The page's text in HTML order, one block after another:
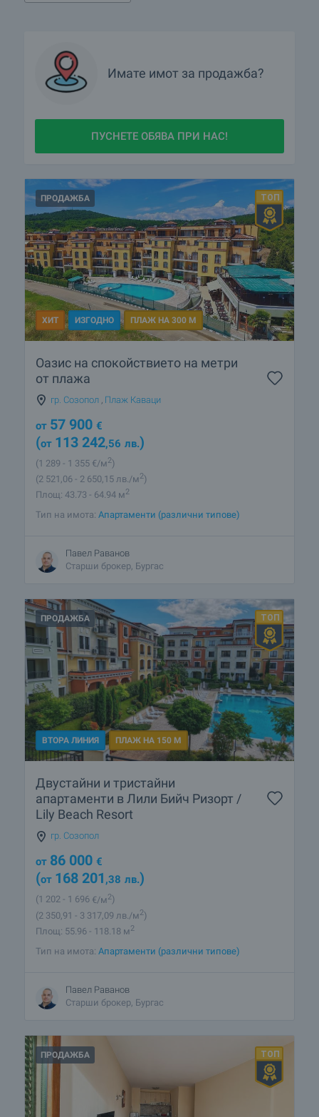
Имате имот за продажба?
ПУСНЕТЕ ОБЯВА ПРИ НАС!
ПРОДАЖБА
ХИТ ИЗГОДНО ПЛАЖ НА 300 М
Оазис на спокойствието на метри
от плажа
гр. Созопол Плаж Каваци
от 57 900 €
(от 113 242,56 лв.)
(1 289 - 1 355 €/м2)
(2 521 ,06 - 2 650,15 лв./м2)
Площ: 43.73 - 64.94 м2
Тип на имота: Апартаменти (различни типове)
Павел Раванов
Старши брокер, Бургас
ПРОДАЖБА
ВТОРА ЛИНИЯ ПЛАЖ НА 150 М
Двустайни и тристайни
апартаменти в Лили Бийч Ризорт /
Lily Beach Resort
гр. Созопол
от 86 000 €
(от 168 201 ,38 лв.)
(1 202 - 1 696 €/м2)
(2 350 ,91 - 3 317 ,09 лв./м2)
Площ: 55.96 - 118.18 м2
Тип на имота: Апартаменти (различни типове)
Павел Раванов
Старши брокер, Бургас
ПРОДАЖБА